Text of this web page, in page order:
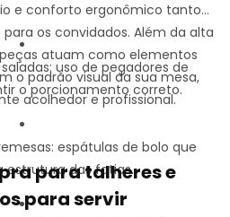
e conforto ergonômico tanto
os convidados. Além da alta
atuam como elementos
o padrão visual da sua mesa,
acolhedor e profissional.
uso de pegadores de
o porcionamento correto.
espátulas de bolo que
estrutura das fatias.
para talheres e
para servir